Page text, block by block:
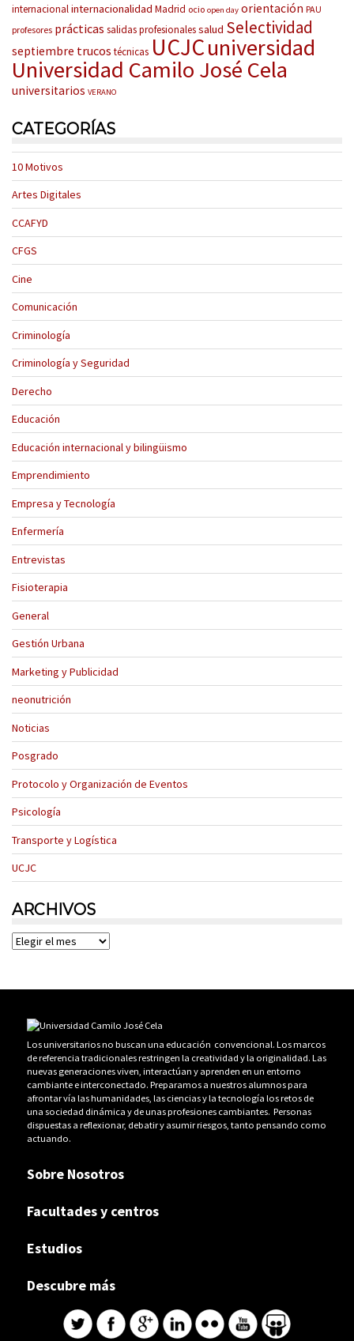
internacionalinternacionalidad Madrid ocio open day orientación PAU
profesores prácticas salidas profesionalessalud Selectividad
septiembre trucos técnicas UCJCuniversidad
Universidad Camilo José Cela
universitarios VERANO
CATEGORÍAS
10 Motivos
Artes Digitales
CCAFYD
CFGS
Cine
Comunicación
Criminología
Criminología y Seguridad
Derecho
Educación
Educación internacional y bilingüismo
Emprendimiento
Empresa y Tecnología
Enfermería
Entrevistas
Fisioterapia
General
Gestión Urbana
Marketing y Publicidad
neonutrición
Noticias
Posgrado
Protocolo y Organización de Eventos
Psicología
Transporte y Logística
UCJC
ARCHIVOS
Archivos
Los universitarios no buscan una educación convencional. Los marcos
de referencia tradicionales restringen la creatividad y la originalidad. Las
nuevas generaciones viven, interactúan y aprenden en un entorno
cambiante e interconectado. Preparamos a nuestros alumnos para
afrontar vía las humanidades, las ciencias y la tecnología los retos de
una sociedad dinámica y de unas profesiones cambiantes. Personas
dispuestas a reflexionar, debatir y asumir riesgos, tanto pensando como
actuando.
Sobre Nosotros
Facultades y centros
Estudios
Descubre más